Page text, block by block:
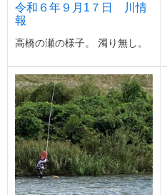
令和６年９月1７日 川情
報
高橋の瀬の様子。 濁り無し。